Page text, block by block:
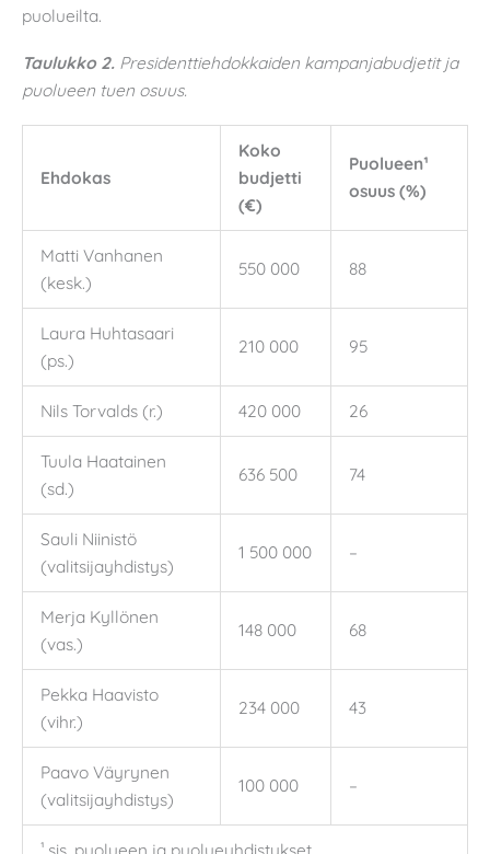
puolueilta.
Taulukko 2. Presidenttiehdokkaiden kampanjabudjetit ja
puolueen tuen osuus.
Ehdokas
Koko
budjetti
(€)
Puolueen¹
osuus (%)
Matti Vanhanen
(kesk.)
550 000 88
Laura Huhtasaari
(ps.)
210 000 95
Nils Torvalds (r.) 420 000 26
Tuula Haatainen
(sd.)
636 500 74
Sauli Niinistö
(valitsijayhdistys)
1 500 000 –
Merja Kyllönen
(vas.)
148 000 68
Pekka Haavisto
(vihr.)
234 000 43
Paavo Väyrynen
(valitsijayhdistys)
100 000 –